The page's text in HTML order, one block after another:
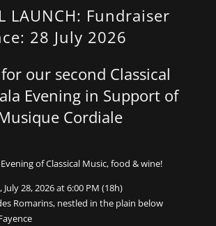
LAUNCH: Fundraiser
28 July 2026
our second Classical
Evening in Support of
Cordiale
of Classical Music, food & wine!
July 28, 2026 at 6:00 PM (18h)
Romarins, nestled in the plain below